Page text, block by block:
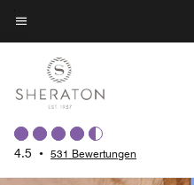
Skip
to
content
Menütext
4.5 • 531 Bewertungen